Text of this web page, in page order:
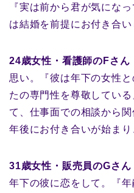
『実は前から君が気にな
は結婚を前提にお付き合い
24歳女性・看護師のFさん
思い。『彼は年下の女性
たの専門性を尊敬してい
て、仕事面での相談から
年後にお付き合いが始まり
31歳女性・販売員のGさん
年下の彼に恋をして。『